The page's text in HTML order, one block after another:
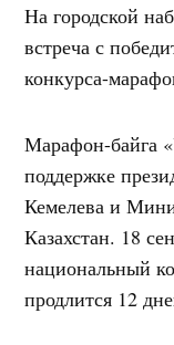
На городской
встреча с
конкурса-
Марафон-байга
поддержке
Кемелева и
Казахстан. 18
национальный
продлится 12